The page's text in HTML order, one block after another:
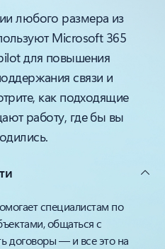
любого размера из
Microsoft 365
для повышения
связи и
как подходящие
работу, где бы вы
специалистам по
общаться с
договоры — и все это на